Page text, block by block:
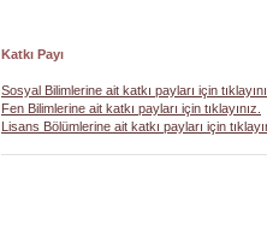
Katkı Payı
Sosyal Bilimlerine ait katkı payları için
Fen Bilimlerine ait katkı payları için tıklayınız.
Lisans Bölümlerine ait katkı payları için